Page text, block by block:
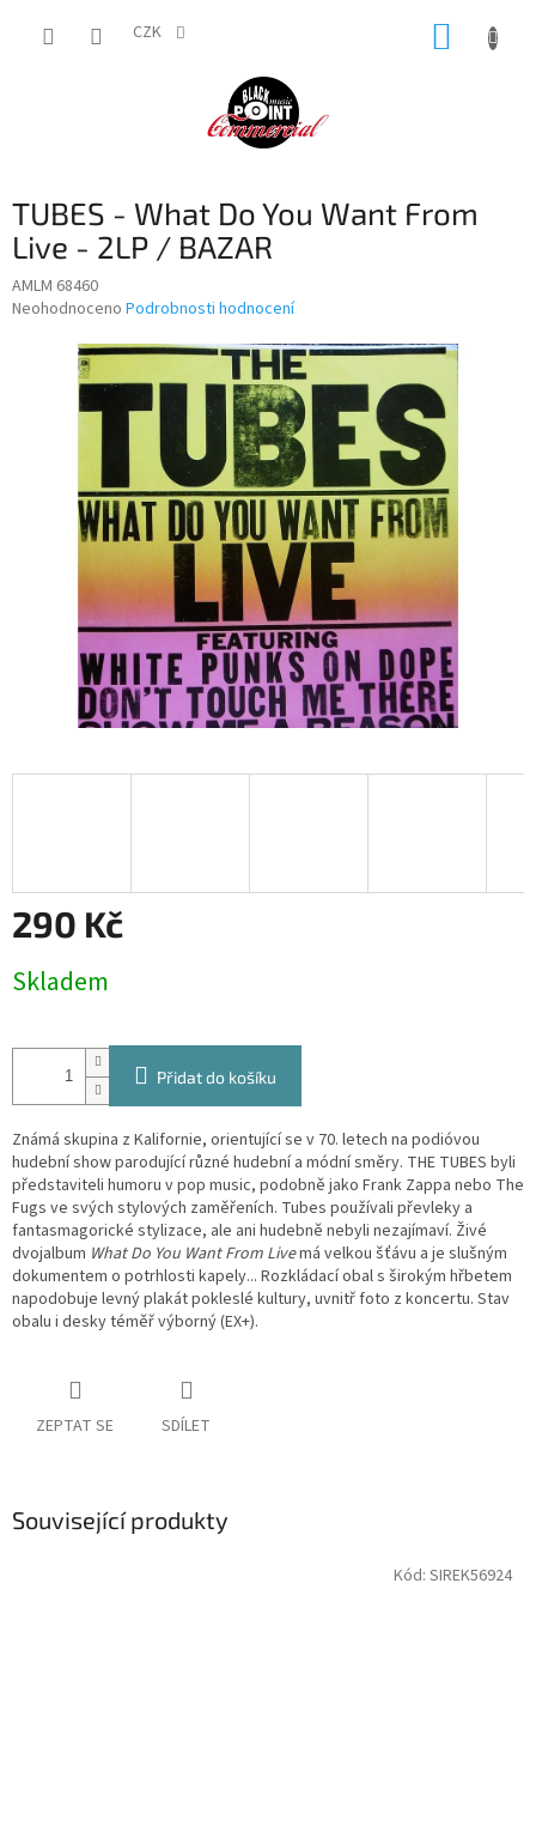
CZK
TUBES - What Do You Want From
Live - 2LP / BAZAR
AMLM 68460
Průměrné
Neohodnoceno Podrobnosti hodnocení
290 Kč
cena:
Skladem
Přidat do košíku
Známá skupina z Kalifornie, orientující se v 70. letech na podióvou
hudební show parodující různé hudební a módní směry. THE TUBES byli
představiteli humoru v pop music, podobně jako Frank Zappa nebo The
Fugs ve svých stylových zaměřeních. Tubes používali převleky a
fantasmagorické stylizace, ale ani hudebně nebyli nezajímaví. Živé
dvojalbum What Do You Want From Livemá velkou šťávu a je slušným
dokumentem o potrhlosti kapely... Rozkládací obal s širokým hřbetem
napodobuje levný plakát pokleslé kultury, uvnitř foto z koncertu. Stav
obalu i desky téměř výborný (EX+).
ZEPTAT SE SDÍLET
Související produkty
Kód: SIREK56924